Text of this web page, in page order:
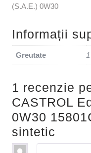
(S.A.E.) 0W30
Informații
Greutate
1 recenzie
CASTROL
0W30
sintetic